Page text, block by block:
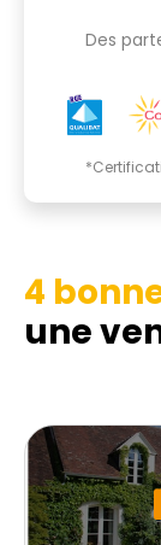
Des
4
une